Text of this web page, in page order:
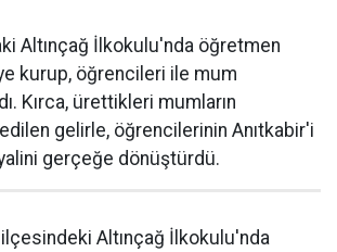
Altınçağ İlkokulu'nda öğretmen
kurup, öğrencileri ile mum
Kırca, ürettikleri mumların
gelirle, öğrencilerinin Anıtkabir'i
gerçeğe dönüştürdü.
ilçesindeki Altınçağ İlkokulu'nda